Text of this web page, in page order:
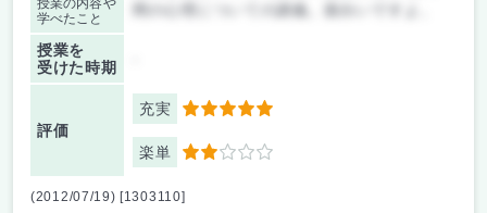
授業の内容や
学べたこと
間の心理についての講義。面白いですよ。
授業を
受けた時期
評価
充実 5
楽単 2
(2012/07/19) [1303110]